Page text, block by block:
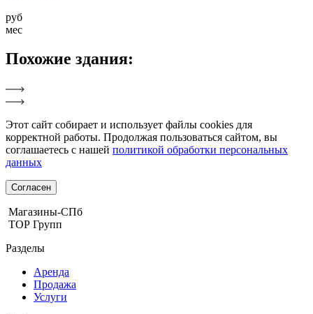
руб
мес
Похожие здания:
Этот сайт собирает и использует файлы cookies для
корректной работы. Продолжая пользоваться сайтом, вы
соглашаетесь с нашей политикой обработки персональных
данных
Согласен
Магазины-СПб
ТОР Групп
Разделы
Аренда
Продажа
Услуги